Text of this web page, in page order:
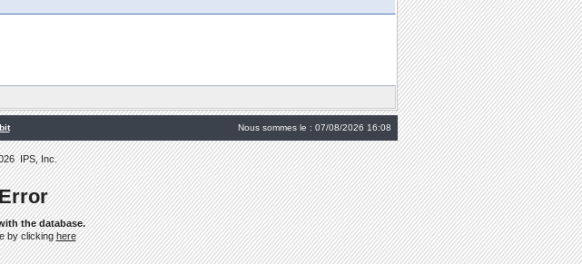
Nous sommes le : 07/08/2026 16:08
IPS, Inc.
the database.
by clickinghere